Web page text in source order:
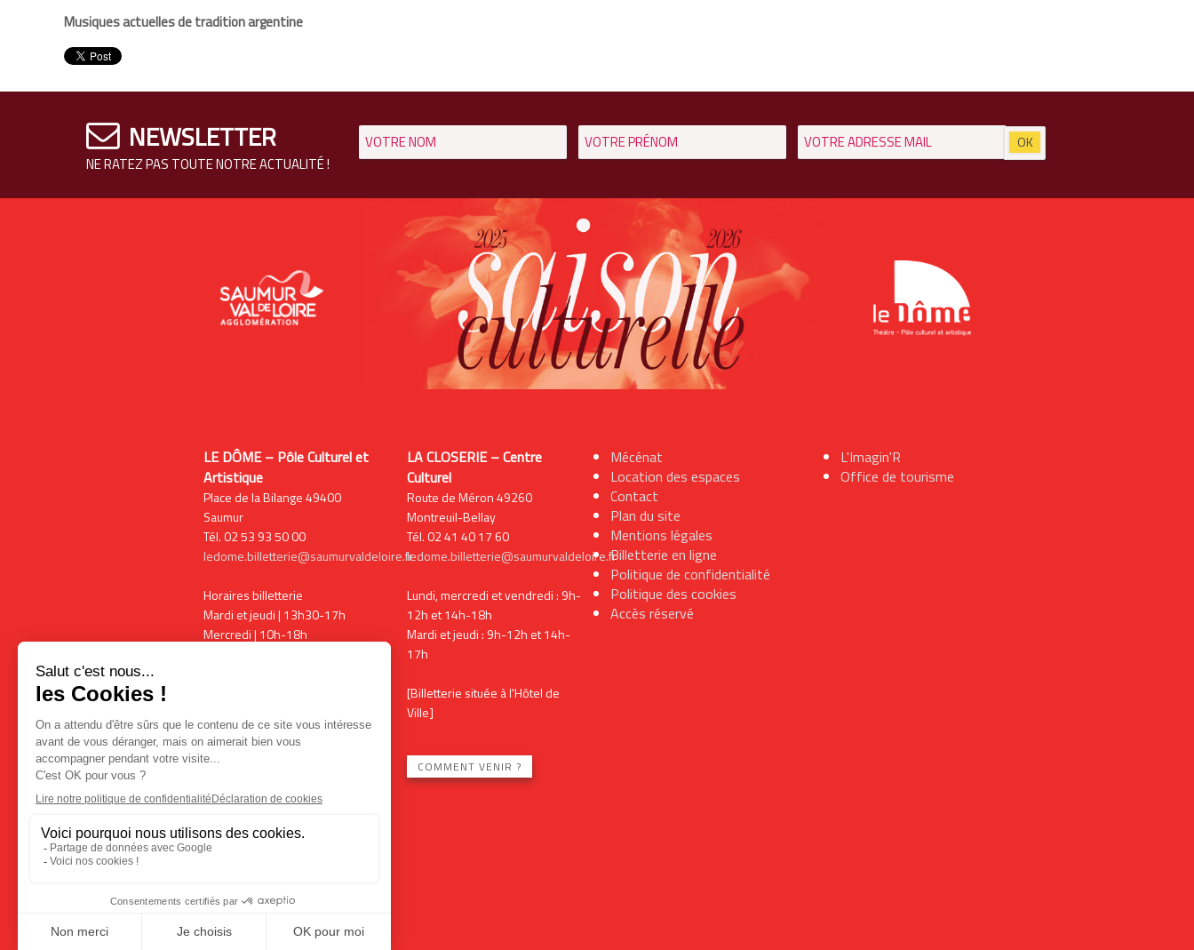
Musiques actuelles de tradition argentine
NEWSLETTER
NE RATEZ PAS TOUTE NOTRE ACTUALITÉ !
LE DÔME – Pôle Culturel et
Artistique
Place de la Bilange 49400
Saumur
Tél. 02 53 93 50 00
ledome.billetterie@saumurvaldeloire.fr
Horaires billetterie
Mardi et jeudi | 13h30-17h
Mercredi | 10h-18h
18h00
Mercredi | 10h-18h
spectacles
LA CLOSERIE – Centre
Culturel
Route de Méron 49260
Montreuil-Bellay
Tél. 02 41 40 17 60
ledome.billetterie@saumurvaldeloire.fr
Lundi, mercredi et vendredi : 9h-
12h et 14h-18h
Mardi et jeudi : 9h-12h et 14h-
17h
[Billetterie située à l'Hôtel de
Ville]
COMMENT VENIR ?
Mécénat
Location des espaces
Contact
Plan du site
Mentions légales
Billetterie en ligne
Politique de confidentialité
Politique des cookies
Accès réservé
L'Imagin'R
Office de tourisme